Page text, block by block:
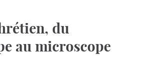
du
au microscope